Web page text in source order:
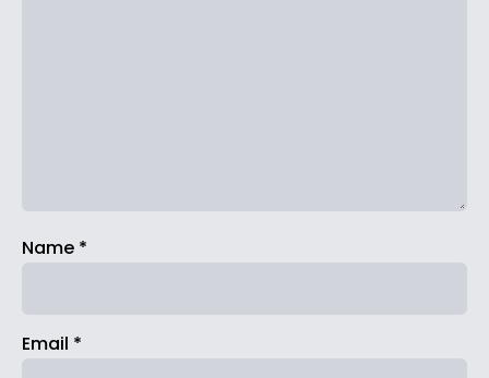
Name *
Email *